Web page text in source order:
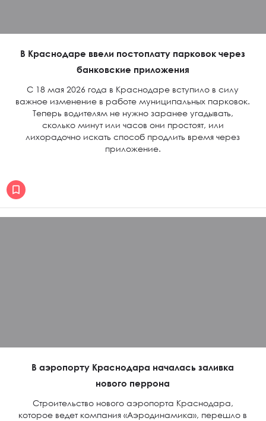
В Краснодаре ввели постоплату парковок через
банковские приложения
С 18 мая 2026 года в Краснодаре вступило в силу
важное изменение в работе муниципальных парковок.
Теперь водителям не нужно заранее угадывать,
сколько минут или часов они простоят, или
лихорадочно искать способ продлить время через
приложение.
В аэропорту Краснодара началась заливка
нового перрона
Строительство нового аэропорта Краснодара,
которое ведет компания «Аэродинамика», перешло в